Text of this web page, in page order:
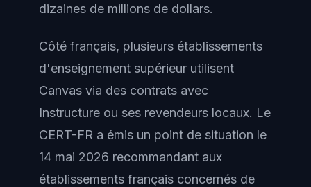
dizaines de millions de dollars.
Côté français, plusieurs établissements
d'enseignement supérieur utilisent
Canvas via des contrats avec
Instructure ou ses revendeurs locaux. Le
CERT-FR a émis un point de situation le
14 mai 2026 recommandant aux
établissements français concernés de